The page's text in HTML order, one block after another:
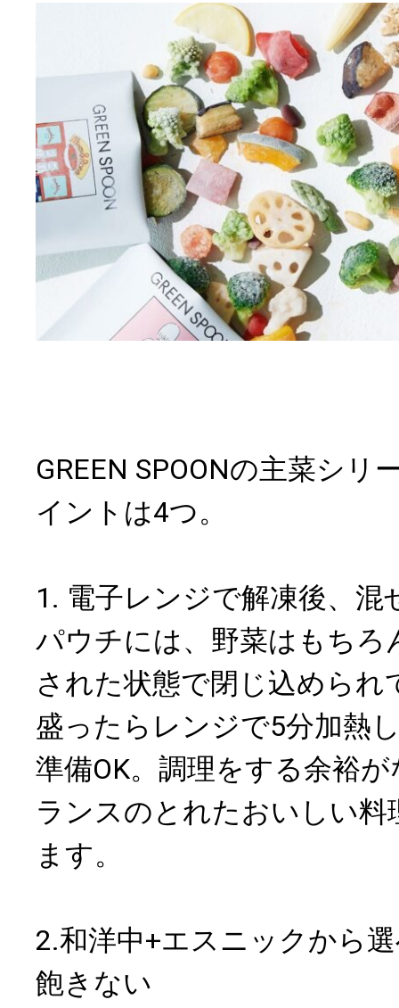
GREEN SPOONの主菜シリ
イントは4つ。
1. 電子レンジで解凍後、混
パウチには、野菜はもちろ
された状態で閉じ込められ
盛ったらレンジで5分加熱
準備OK。調理をする余裕
ランスのとれたおいしい料
ます。
2.和洋中+エスニックから
飽きない